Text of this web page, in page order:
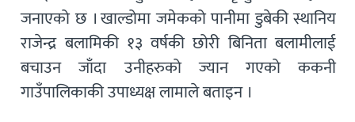
जनाएको छ । खाल्डोमा जमेकको पानीमा डुबेकी स्थानिय
राजेन्द्र बलामिकी १३ वर्षकी छोरी बिनिता बलामीलाई
बचाउन जाँदा उनीहरुको ज्यान गएको ककनी
गाउँपालिकाकी उपाध्यक्ष लामाले बताइन ।